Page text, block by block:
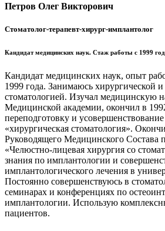
Петров Олег Викторович
Стоматолог-терапевт-хирург-имплантолог
Кандидат медицинских наук. Стаж работы с 1999
Кандидат медицинских наук, опыт
1999 года. Занимаюсь хирургической и
стоматологией. Изучал медицинскую
Медицинской академии, окончил в
переподготовку и
«хирургическая стоматология».
Руководящего Медицинского Состава
«Челюстно-лицевая хирургия со
знания по имплантологии и
имплантологического лечения в
Постоянно совершенствуюсь в
семинарах и конференциях по
имплантологии. Использую
пациентов.